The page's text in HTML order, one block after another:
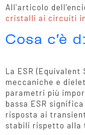
All'articolo
cristalli ai circuiti
Cosa c'è
La ESR
meccaniche e
parametri più
bassa ESR
risposta ai
stabili rispetto alla